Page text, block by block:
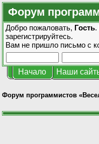
Форум
Добро пожаловать, Гость.
зарегистрируйтесь.
Вам не пришло письмо с
Начало Наши
Форум программистов